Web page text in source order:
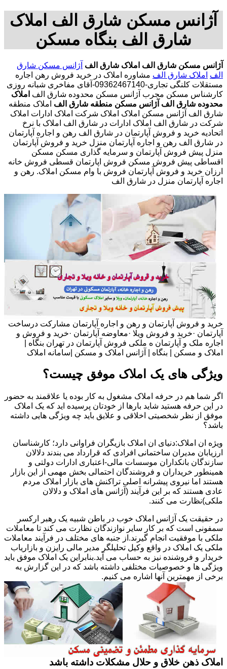
آژانس مسکن شارق الف املاک
شارق الف بنگاه مسکن
آژانس مسکن شارق الف املاک شارق الف آژانس مسکن شارق
الف املاک شارق الف مشاوره املاک در خرید فروش رهن اجاره
مستقلات کلنگی تجاری-09362467140-آقای مفاخری شبانه روزی
کارشناس مسکن مجرب آژانس مسکن محدوده شارق الف املاک
محدوده شارق الف آژانس مسکن منطقه شارق الف املاک منطقه
شارق الف آژانس مسکن املاک املاک شرکت املاک ادارات املاک
شرکت در شارق الف املاک ادارات در شارق الف املاک با نرخ
اتحادیه خرید و فروش آپارتمان در شارق الف رهن و اجاره آپارتمان
در شارق الف رهن و اجاره آپارتمان منزل خرید و فروش آپارتمان
منزل پیش فروش آپارتمان و سرمایه گذاری مسکن مسکن
اقساطی پیش فروش مسکن فروش اپارتمان قسطی فروش خانه
ارزان خرید و فروش آپارتمان فروش با وام مسکن املاک. رهن و
اجاره آپارتمان منزل در شارق الف
خرید و فروش آپارتمان و رهن و اجاره آپارتمان مشارکت درساخت
آپارتمان ·خرید و فروش ویلا ·معاوضه آپارتمان ·خرید و فروش و
اجاره ملک و آپارتمان ه ملکی فروش آپارتمان در تهران بنگاه |
املاک و مسکن | بنگاه | آژانس املاک و مسکن |سامانه املاک
ویژگی های یک املاک موفق چیست؟
اگر شما هم در حرفه املاک مشغول به کار بوده یا علاقمند به حضور
در این حرفه هستید شاید بارها از خودتان پرسیده اید که یک املاک
موفق از نظر شخصیتی اخلاقی و علایق باید چه ویژگی هایی داشته
باشد؟
ویژه ان املاک:دنیای ان املاک بازیگران فراوانی دارد؛ کارشناسان
ارزیابان مدیران ساختمانی افرادی که قرارداد می بندند دلالان
سازندگان بانکداران موسسات مالی-اعتباری ادارات دولتی و
همینطور خریداران و فروشندگان احتمالی بخش مهمی از این بازار
هستند اما نیروی پیشرانه اصلی تراکنش های بازار املاک مردم
عادی هستند که بر این فرآیند (آژانس های املاک و دلالان
ملکی)نظارت می کنند.
در حقیقت یک آژانس املاک خوب در باطن شبیه یک رهبر ارکسر
سمفونی است که بر کار سایر نوازندگان نظارت می کند تا معاملات
ملکی با موفقیت انجام گیرند.از جنبه های مختلف در فرآیند معاملات
ملکی یک املاک در واقع وکیل تحلیلگر مدیر مالی رایزن و بازاریاب
خریدار و فروشنده نیز به حساب می آید.بنابراین یک املاک موفق باید
ویژگی ها و خصوصیات مختلفی داشته باشد که در این گزارش به
برخی از مهمترین آنها اشاره می کنیم.
املاک ذهن خلاق و حلال مشکلات داشته باشد